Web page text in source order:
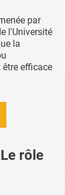
par
l'Université
la
être efficace
rôle